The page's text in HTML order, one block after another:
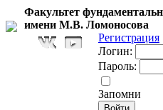
Факультет
имени М.В. Ломоносова
Регистрация
Логин:
Пароль:
Запомни